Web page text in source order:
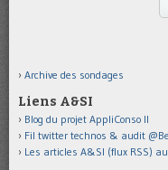
Archive des sondages
Liens A&SI
Blog du projet AppliConso II
Fil twitter technos & audit
Les articles A&SI (flux RSS)